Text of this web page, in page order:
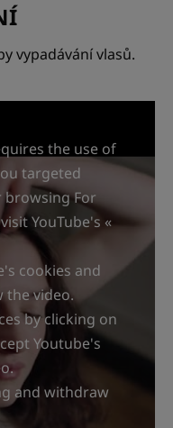
vypadávání vlasů.
the use of
targeted
browsing For
YouTube's «
cookies and
the video.
by clicking on
Youtube's
and withdraw